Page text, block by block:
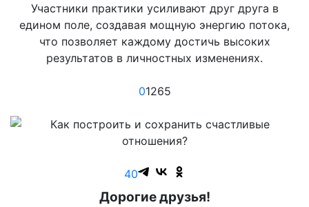
Участники практики усиливают друг друга в
едином поле, создавая мощную энергию потока,
что позволяет каждому достичь высоких
результатов в личностных изменениях.
01265
40
Дорогие друзья!